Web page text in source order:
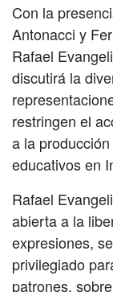
Con la
Antonacci y
Rafael
discutirá la
restringen el
a la
educativos en
Rafael
abierta a la
expresiones,
privilegiado
patrones,